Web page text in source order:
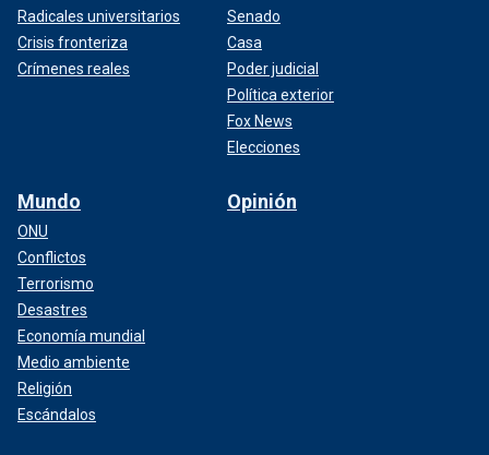
Radicales universitarios
Crisis fronteriza
Crímenes reales
Senado
Casa
Poder judicial
Política exterior
Fox News
Elecciones
Mundo
ONU
Conflictos
Terrorismo
Desastres
Economía mundial
Medio ambiente
Religión
Escándalos
Opinión